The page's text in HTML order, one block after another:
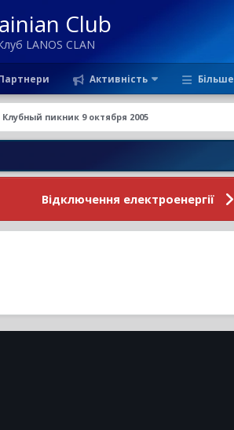
Club
LANOS CLAN
Активність Більше
Клубный пикник 9 октября 2005
Відключення електроенергії